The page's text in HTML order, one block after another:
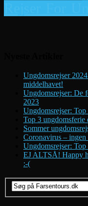
Ungdomsrejser
middelhavet!
Ungdomsrejser: De
2023
Ungdomsrejser:
Top 3 ungdomsferie
Sommer
Coronavirus – ingen
Ungdomsrejser:
EJ ALTSÅ! Happy
:-(